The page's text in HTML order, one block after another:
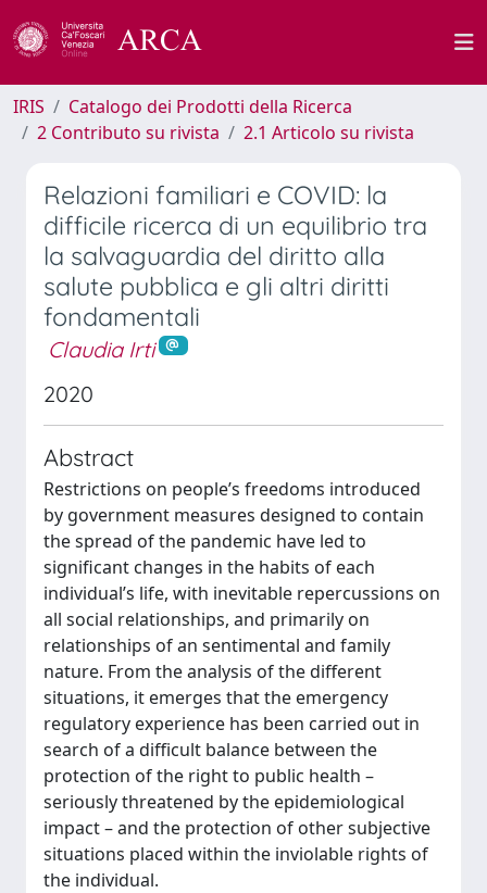
IRIS
Catalogo dei Prodotti della Ricerca
2 Contributo su rivista
2.1 Articolo su rivista
Relazioni familiari e COVID: la
difficile ricerca di un equilibrio tra
la salvaguardia del diritto alla
salute pubblica e gli altri diritti
fondamentali
Claudia Irti
2020
Abstract
Restrictions on people’s freedoms introduced
by government measures designed to contain
the spread of the pandemic have led to
significant changes in the habits of each
individual’s life, with inevitable repercussions on
all social relationships, and primarily on
relationships of an sentimental and family
nature. From the analysis of the different
situations, it emerges that the emergency
regulatory experience has been carried out in
search of a difficult balance between the
protection of the right to public health –
seriously threatened by the epidemiological
impact – and the protection of other subjective
situations placed within the inviolable rights of
the individual.